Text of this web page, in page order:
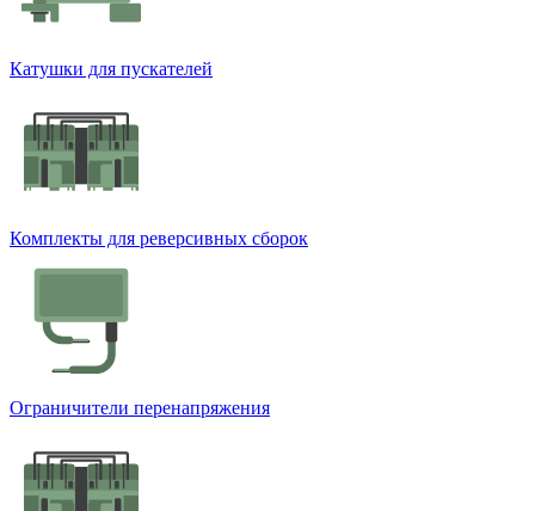
Катушки для пускателей
Комплекты для реверсивных сборок
Ограничители перенапряжения